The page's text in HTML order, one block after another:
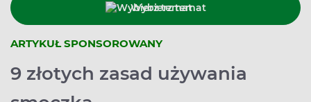
Wybierz temat
ARTYKUŁ SPONSOROWANY
9 złotych zasad używania